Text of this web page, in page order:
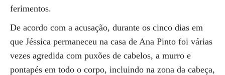
ferimentos.
De acordo com a acusação, durante os cinco dias em
que Jéssica permaneceu na casa de Ana Pinto foi várias
vezes agredida com puxões de cabelos, a murro e
pontapés em todo o corpo, incluindo na zona da cabeça,